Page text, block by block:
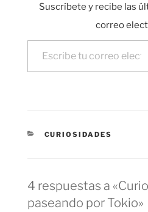
Suscríbete y recibe las
correo
Escribe tu correo electrónico…
CATEGORÍAS
CURIOSIDADES
4 respuestas a
paseando por Tokio»